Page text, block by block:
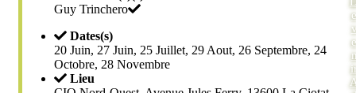
Guy Trinchero
Dates(s)
20 Juin, 27 Juin, 25 Juillet, 29 Aout, 26 Septembre, 24
Octobre, 28 Novembre
Lieu
e
e